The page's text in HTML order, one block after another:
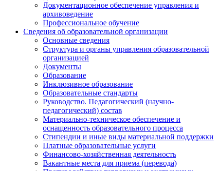
Документационное обеспечение управления и
архивоведение
Профессиональное обучение
Сведения об образовательной организации
Основные сведения
Структура и органы управления образовательной
организацией
Документы
Образование
Инклюзивное образование
Образовательные стандарты
Руководство. Педагогический (научно-
педагогический) состав
Материально-техническое обеспечение и
оснащенность образовательного процесса
Стипендии и иные виды материальной поддержки
Платные образовательные услуги
Финансово-хозяйственная деятельность
Вакантные места для приема (перевода)